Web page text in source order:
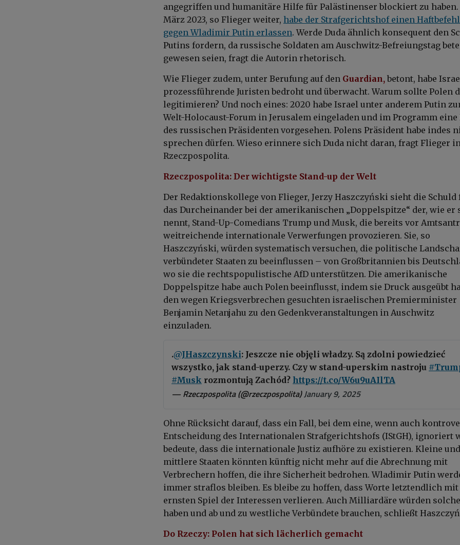
angegriffen und humanitäre Hilfe für Palästinenser blockiert zu
März 2023, so Flieger weiter, habe der Strafgerichtshof einen Haftbefehl
gegen Wladimir Putin erlassen. Werde Duda ähnlich konsequent den
Putins fordern, da russische Soldaten am Auschwitz-Befreiungstag
gewesen seien, fragt die Autorin rhetorisch.
Wie Flieger zudem, unter Berufung auf den Guardian, betont, habe
prozessführende Juristen bedroht und überwacht. Warum sollte Polen
legitimieren? Und noch eines: 2020 habe Israel unter anderem Putin
Welt-Holocaust-Forum in Jerusalem eingeladen und im Programm eine
des russischen Präsidenten vorgesehen. Polens Präsident habe indes
sprechen dürfen. Wieso erinnere sich Duda nicht daran, fragt Flieger
Rzeczpospolita.
Rzeczpospolita: Der wichtigste Stand-up der Welt
Der Redaktionskollege von Flieger, Jerzy Haszczyński sieht die Schuld
das Durcheinander bei der amerikanischen „Doppelspitze“ der, wie er
nennt, Stand-Up-Comedians Trump und Musk, die bereits vor
weitreichende internationale Verwerfungen provozieren. Sie, so
Haszczyński, würden systematisch versuchen, die politische
verbündeter Staaten zu beeinflussen – von Großbritannien bis
wo sie die rechtspopulistische AfD unterstützen. Die amerikanische
Doppelspitze habe auch Polen beeinflusst, indem sie Druck ausgeübt
den wegen Kriegsverbrechen gesuchten israelischen Premierminister
Benjamin Netanjahu zu den Gedenkveranstaltungen in Auschwitz
einzuladen.
.@JHaszczynski: Jeszcze nie objęli władzy. Są zdolni powiedzieć
wszystko, jak stand-uperzy. Czy w stand-uperskim nastroju
#Musk rozmontują Zachód? https://t.co/W6u9uAIlTA
— Rzeczpospolita (@rzeczpospolita)January 9, 2025
Ohne Rücksicht darauf, dass ein Fall, bei dem eine, wenn auch
Entscheidung des Internationalen Strafgerichtshofs (IStGH), ignoriert
bedeute, dass die internationale Justiz aufhöre zu existieren. Kleine und
mittlere Staaten könnten künftig nicht mehr auf die Abrechnung mit
Verbrechern hoffen, die ihre Sicherheit bedrohen. Wladimir Putin
immer straflos bleiben. Es bleibe zu hoffen, dass Worte letztendlich mit
ernsten Spiel der Interessen verlieren. Auch Milliardäre würden solche
haben und ab und zu westliche Verbündete brauchen, schließt
Do Rzeczy: Polen hat sich lächerlich gemacht